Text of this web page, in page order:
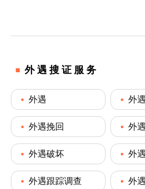
外遇搜证服务
外遇 外
外遇挽回 外
外遇破坏 外
外遇跟踪调查 外